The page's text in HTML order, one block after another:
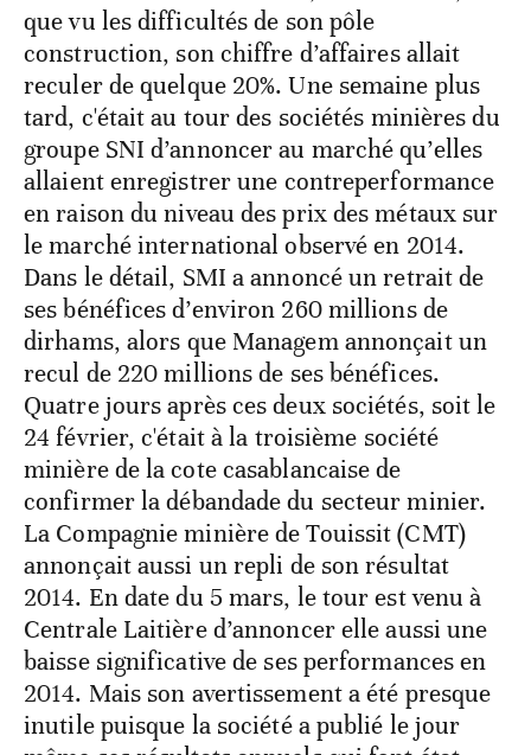
que vu les difficultés de son pôle
construction, son chiffre d’affaires allait
reculer de quelque 20%. Une semaine plus
tard, c'était au tour des sociétés minières du
groupe SNI d’annoncer au marché qu’elles
allaient enregistrer une contreperformance
en raison du niveau des prix des métaux sur
le marché international observé en 2014.
Dans le détail, SMI a annoncé un retrait de
ses bénéfices d’environ 260 millions de
dirhams, alors que Managem annonçait un
recul de 220 millions de ses bénéfices.
Quatre jours après ces deux sociétés, soit le
24 février, c'était à la troisième société
minière de la cote casablancaise de
confirmer la débandade du secteur minier.
La Compagnie minière de Touissit (CMT)
annonçait aussi un repli de son résultat
2014. En date du 5 mars, le tour est venu à
Centrale Laitière d’annoncer elle aussi une
baisse significative de ses performances en
2014. Mais son avertissement a été presque
inutile puisque la société a publié le jour